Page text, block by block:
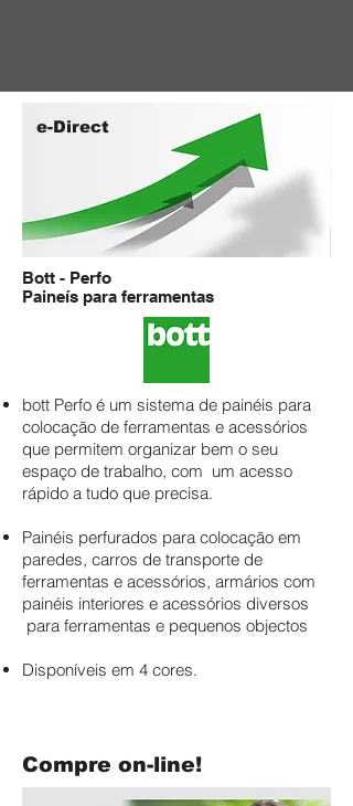
e-Direct
Bott - Perfo
Paineís para ferramentas
bott Perfo é um sistema de painéis para
colocação de ferramentas e acessórios
que permitem organizar bem o seu
espaço de trabalho, com um acesso
rápido a tudo que precisa.
Painéis perfurados para colocação em
paredes, carros de transporte de
ferramentas e acessórios, armários com
painéis interiores e acessórios diversos
para ferramentas e pequenos objectos
Disponíveis em 4 cores.
Compre on-line!